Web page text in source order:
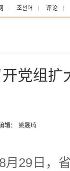
조선어 评论
党组扩
辑： 姚晟琦
29日，